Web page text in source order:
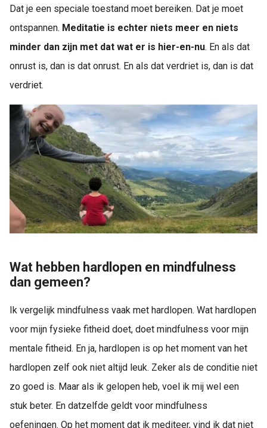
Dat je een speciale toestand moet bereiken. Dat je moet
ontspannen. Meditatie is echter niets meer en niets
minder dan zijn met dat wat er is hier-en-nu. En als dat
onrust is, dan is dat onrust. En als dat verdriet is, dan is dat
verdriet.
Wat hebben hardlopen en mindfulness
dan gemeen?
Ik vergelijk mindfulness vaak met hardlopen. Wat hardlopen
voor mijn fysieke fitheid doet, doet mindfulness voor mijn
mentale fitheid. En ja, hardlopen is op het moment van het
hardlopen zelf ook niet altijd leuk. Zeker als de conditie niet
zo goed is. Maar als ik gelopen heb, voel ik mij wel een
stuk beter. En datzelfde geldt voor mindfulness
oefeningen. Op het moment dat ik mediteer, vind ik dat niet